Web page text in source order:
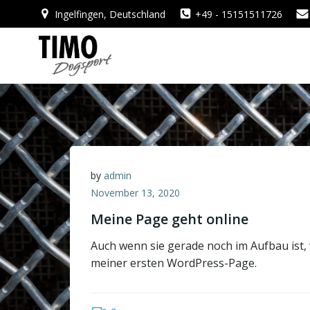
Inhalt
springen
Ingelfingen, Deutschland +49 - 15151511726
by admin
November 13, 2020
Meine Page geht online
Auch wenn sie gerade noch im Aufbau
meiner ersten WordPress-Page.